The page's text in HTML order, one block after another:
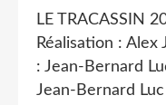
LE TRACASSIN
Réalisation :
: Jean-Bernard
Jean-Bernard